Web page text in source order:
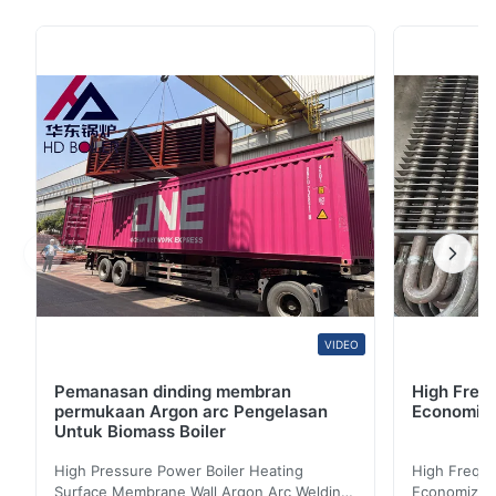
sebagai "pipa naik". Biasanya diletakkan secara
vertikal di dinding bagian dalam dinding tungku, ...
VIDEO
Pemanasan dinding membran
permukaan Argon arc Pengelasan
Untuk Biomass Boiler
High Pressure Power Boiler Heating
Surface Membrane Wall Argon Arc Welding
High
High